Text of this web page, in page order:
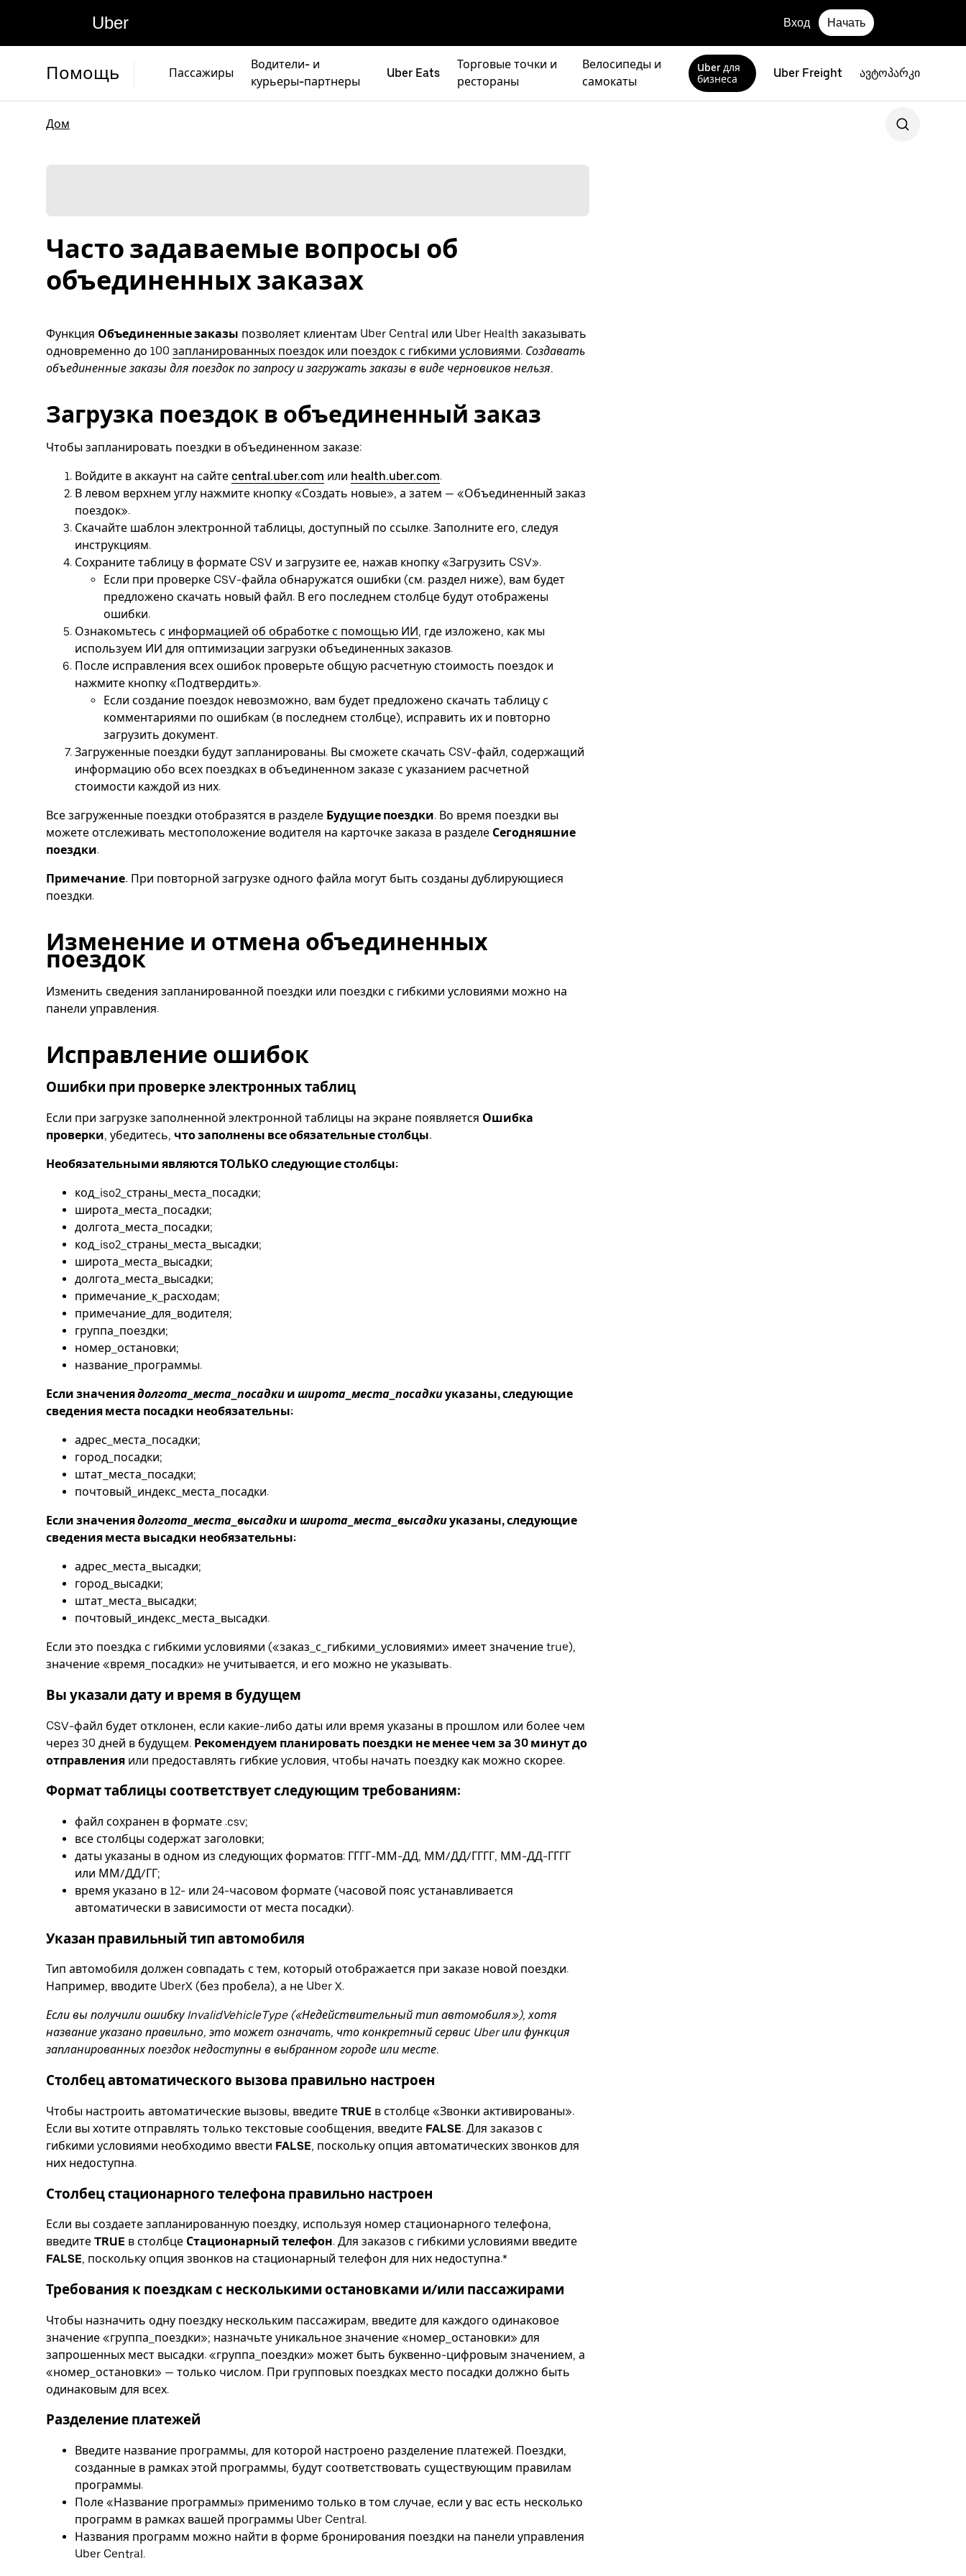
Uber Вход Начать
Помощь Пассажиры
Водители- и
курьеры-партнеры
Uber Eats
Торговые точки и
рестораны
Велосипеды и
самокаты
Uber для
бизнеса
Uber Freight ავტოპარკი
Дом
Часто задаваемые вопросы об
объединенных заказах
Функция Объединенные заказы позволяет клиентам Uber Central или Uber Health заказывать
одновременно до 100 запланированных поездок или поездок с гибкими условиями. Создавать
объединенные заказы для поездок по запросу и загружать заказы в виде черновиков нельзя.
Загрузка поездок в объединенный заказ
Чтобы запланировать поездки в объединенном заказе:
Войдите в аккаунт на сайте central.uber.com или health.uber.com.
В левом верхнем углу нажмите кнопку «Создать новые», а затем — «Объединенный заказ
поездок».
Скачайте шаблон электронной таблицы, доступный по ссылке. Заполните его, следуя
инструкциям.
Сохраните таблицу в формате CSV и загрузите ее, нажав кнопку «Загрузить CSV».
Если при проверке CSV-файла обнаружатся ошибки (см. раздел ниже), вам будет
предложено скачать новый файл. В его последнем столбце будут отображены
ошибки.
Ознакомьтесь с информацией об обработке с помощью ИИ, где изложено, как мы
используем ИИ для оптимизации загрузки объединенных заказов.
После исправления всех ошибок проверьте общую расчетную стоимость поездок и
нажмите кнопку «Подтвердить».
Если создание поездок невозможно, вам будет предложено скачать таблицу с
комментариями по ошибкам (в последнем столбце), исправить их и повторно
загрузить документ.
Загруженные поездки будут запланированы. Вы сможете скачать CSV-файл, содержащий
информацию обо всех поездках в объединенном заказе с указанием расчетной
стоимости каждой из них.
Все загруженные поездки отобразятся в разделе Будущие поездки. Во время поездки вы
можете отслеживать местоположение водителя на карточке заказа в разделе Сегодняшние
поездки.
Примечание. При повторной загрузке одного файла могут быть созданы дублирующиеся
поездки.
Изменение и отмена объединенных
поездок
Изменить сведения запланированной поездки или поездки с гибкими условиями можно на
панели управления.
Исправление ошибок
Ошибки при проверке электронных таблиц
Если при загрузке заполненной электронной таблицы на экране появляется Ошибка
проверки, убедитесь, что заполнены все обязательные столбцы.
Необязательными являются ТОЛЬКО следующие столбцы:
код_iso2_страны_места_посадки;
широта_места_посадки;
долгота_места_посадки;
код_iso2_страны_места_высадки;
широта_места_высадки;
долгота_места_высадки;
примечание_к_расходам;
примечание_для_водителя;
группа_поездки;
номер_остановки;
название_программы.
Если значениядолгота_места_посадки и широта_места_посадкиуказаны, следующие
сведения места посадки необязательны:
адрес_места_посадки;
город_посадки;
штат_места_посадки;
почтовый_индекс_места_посадки.
Если значениядолгота_места_высадки и широта_места_высадкиуказаны, следующие
сведения места высадки необязательны:
адрес_места_высадки;
город_высадки;
штат_места_высадки;
почтовый_индекс_места_высадки.
Если это поездка с гибкими условиями («заказ_с_гибкими_условиями» имеет значение true),
значение «время_посадки» не учитывается, и его можно не указывать.
Вы указали дату и время в будущем
CSV-файл будет отклонен, если какие-либо даты или время указаны в прошлом или более чем
через 30 дней в будущем. Рекомендуем планировать поездки не менее чем за 30 минут до
отправления или предоставлять гибкие условия, чтобы начать поездку как можно скорее.
Формат таблицы соответствует следующим требованиям:
файл сохранен в формате .csv;
все столбцы содержат заголовки;
даты указаны в одном из следующих форматов: ГГГГ-ММ-ДД, ММ/ДД/ГГГГ, ММ-ДД-ГГГГ
или ММ/ДД/ГГ;
время указано в 12- или 24-часовом формате (часовой пояс устанавливается
автоматически в зависимости от места посадки).
Указан правильный тип автомобиля
Тип автомобиля должен совпадать с тем, который отображается при заказе новой поездки.
Например, вводите UberX (без пробела), а не Uber X.
Если вы получили ошибку InvalidVehicleType («Недействительный тип автомобиля»), хотя
название указано правильно, это может означать, что конкретный сервис Uber или функция
запланированных поездок недоступны в выбранном городе или месте.
Столбец автоматического вызова правильно настроен
Чтобы настроить автоматические вызовы, введите TRUE в столбце «Звонки активированы».
Если вы хотите отправлять только текстовые сообщения, введите FALSE. Для заказов с
гибкими условиями необходимо ввести FALSE, поскольку опция автоматических звонков для
них недоступна.
Столбец стационарного телефона правильно настроен
Если вы создаете запланированную поездку, используя номер стационарного телефона,
введите TRUE в столбце Стационарный телефон. Для заказов с гибкими условиями введите
FALSE, поскольку опция звонков на стационарный телефон для них недоступна.*
Требования к поездкам с несколькими остановками и/или пассажирами
Чтобы назначить одну поездку нескольким пассажирам, введите для каждого одинаковое
значение «группа_поездки»; назначьте уникальное значение «номер_остановки» для
запрошенных мест высадки. «группа_поездки» может быть буквенно-цифровым значением, а
«номер_остановки» — только числом. При групповых поездках место посадки должно быть
одинаковым для всех.
Разделение платежей
Введите название программы, для которой настроено разделение платежей. Поездки,
созданные в рамках этой программы, будут соответствовать существующим правилам
программы.
Поле «Название программы» применимо только в том случае, если у вас есть несколько
программ в рамках вашей программы Uber Central.
Названия программ можно найти в форме бронирования поездки на панели управления
Uber Central.